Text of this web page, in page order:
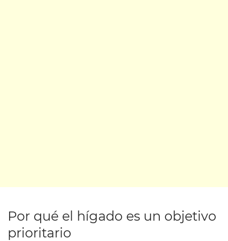
Por qué el hígado es un objetivo
prioritario